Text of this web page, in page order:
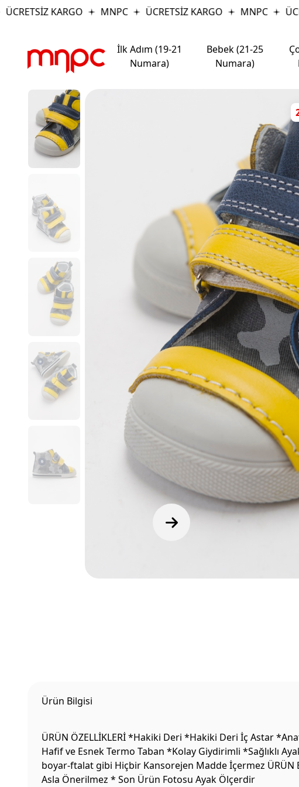
KARGO MNPC ÜCRETSİZ KARGO MNPC
İlk Adım (19-21
Numara)
Bebek (21-25
Numara)
Ürün Bilgisi
ÜRÜN ÖZELLİKLERİ *Hakiki Deri *Hakiki Deri İç Astar
Hafif ve Esnek Termo Taban *Kolay Giydirimli *Sağlıklı
boyar-ftalat gibi Hiçbir Kansorejen Madde İçermez ÜRÜN
Asla Önerilmez * Son Ürün Fotosu Ayak Ölçerdir